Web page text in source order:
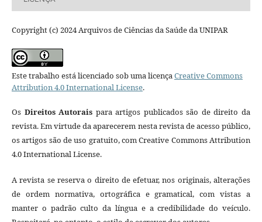
Copyright (c) 2024 Arquivos de Ciências da Saúde da UNIPAR
Este trabalho está licenciado sob uma licençaCreative Commons
Attribution 4.0 International License.
Os Direitos Autorais para artigos publicados são de direito da
revista. Em virtude da aparecerem nesta revista de acesso público,
os artigos são de uso gratuito, com Creative Commons Attribution
4.0 International License.
A revista se reserva o direito de efetuar, nos originais, alterações
de ordem normativa, ortográfica e gramatical, com vistas a
manter o padrão culto da língua e a credibilidade do veículo.